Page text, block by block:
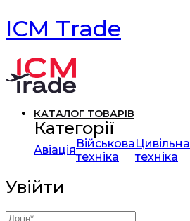
ICM Trade
КАТАЛОГ ТОВАРІВ
Категорії
АвіаціяВійськова
техніка
Цивільна
техніка
Увійти